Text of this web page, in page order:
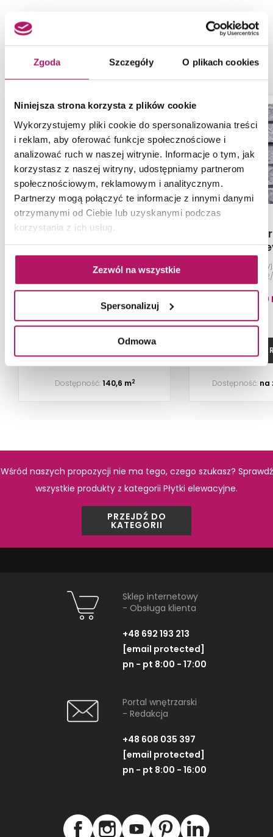
Zgoda Szczegóły O plikach cookies
Niniejsza strona korzysta z plików cookie
Wykorzystujemy pliki cookie do spersonalizowania treści
i reklam, aby oferować funkcje społecznościowe i
analizować ruch w naszej witrynie. Informacje o tym, jak
korzystasz z naszej witryny, udostępniamy partnerom
społecznościowym, reklamowym i analitycznym.
Partnerzy mogą połączyć te informacje z innymi danymi
otrzymanymi od Ciebie lub uzyskanymi podczas
korzystania z ich usług.
Zezwól na wszystkie
Spersonalizuj
Odmowa
PRODUKTY Z KOLEKCJI
Stone Master Odessa
NAJNOWSZE ARTYKUŁY
NASZE PROPOZYCJE ZAMIAST
PRODUKTU STONE MASTER ODESSA
CARAMEL
Paradyż Ilario Brown
Elewacja
Płytka elewacyjna (gr. 7 mm),
6,6x24,5 cm
Dostępność:140,6 m2
Stone
Kamień
38,00
ZOBACZ
Dostępność: na
Wśród naszych propozycji nie ma tego, czego szukasz? Sprawdź
wszystkie produkty z kategorii Płytki elewacyjne.
PRZEJDŹ DO
KATEGORII
Sklep internetowy
- Obsługa klienta
+48 692 193 213
[email protected]
pn - pt 8:00 - 17:00
Portal wnętrzarski
- Redakcja
+48 608 035 397
[email protected]
pn - pt 8:00 - 16:00